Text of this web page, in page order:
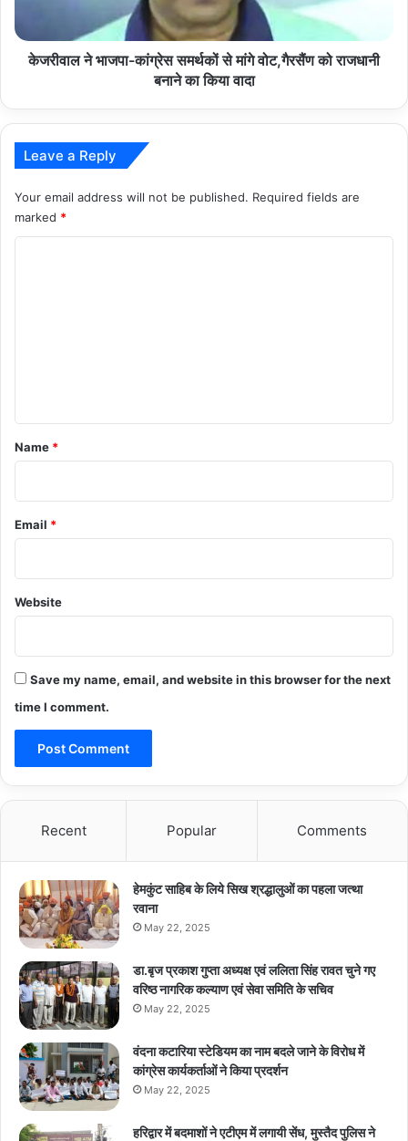
को
राजधानी
केजरीवाल ने भाजपा-कांग्रेस समर्थकों से मांगे वोट,गैरसैंण को राजधानी
बनाने का किया वादा
Leave a Reply
Your email address will not be published. Required fields are
marked *
*
Name *
Email *
Website
Save my name, email, and website in this browser for the next
time I comment.
Recent Popular Comments
हेमकुंट साहिब के लिये सिख श्रद्धालुओं का पहला जत्था
रवाना
May 22, 2025
डा.बृज प्रकाश गुप्ता अध्यक्ष एवं ललिता सिंह रावत चुने गए
वरिष्ठ नागरिक कल्याण एवं सेवा समिति के सचिव
May 22, 2025
वंदना कटारिया स्टेडियम का नाम बदले जाने के विरोध में
कांग्रेस कार्यकर्ताओं ने किया प्रदर्शन
May 22, 2025
हरिद्वार में बदमाशों ने एटीएम में लगायी सेंध, मुस्तैद पुलिस ने